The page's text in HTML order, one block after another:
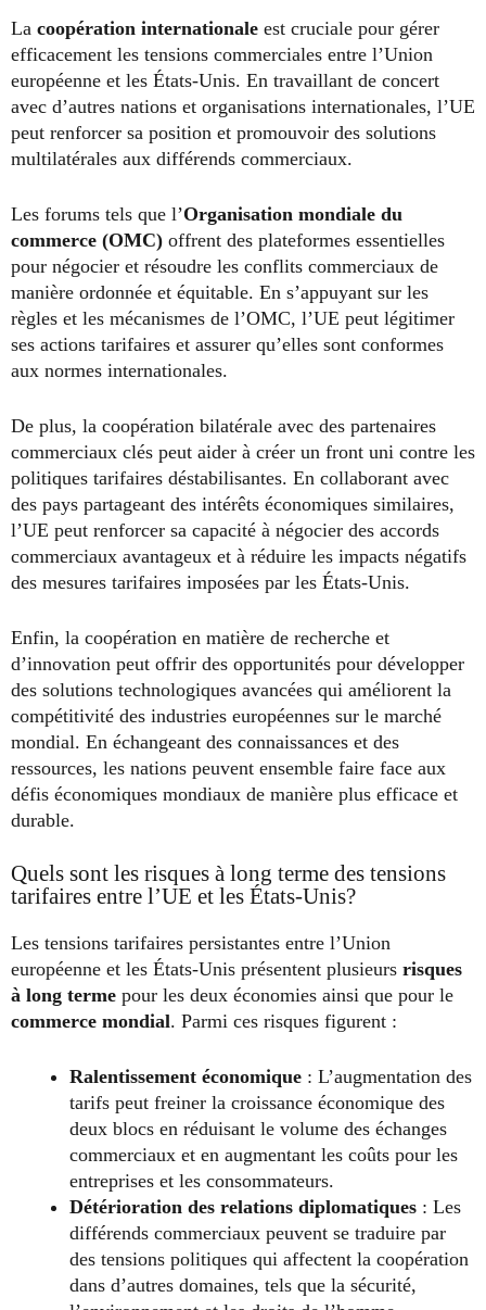
La coopération internationale est cruciale pour gérer
efficacement les tensions commerciales entre l’Union
européenne et les États-Unis. En travaillant de concert
avec d’autres nations et organisations internationales, l’UE
peut renforcer sa position et promouvoir des solutions
multilatérales aux différends commerciaux.
Les forums tels que l’Organisation mondiale du
commerce (OMC) offrent des plateformes essentielles
pour négocier et résoudre les conflits commerciaux de
manière ordonnée et équitable. En s’appuyant sur les
règles et les mécanismes de l’OMC, l’UE peut légitimer
ses actions tarifaires et assurer qu’elles sont conformes
aux normes internationales.
De plus, la coopération bilatérale avec des partenaires
commerciaux clés peut aider à créer un front uni contre les
politiques tarifaires déstabilisantes. En collaborant avec
des pays partageant des intérêts économiques similaires,
l’UE peut renforcer sa capacité à négocier des accords
commerciaux avantageux et à réduire les impacts négatifs
des mesures tarifaires imposées par les États-Unis.
Enfin, la coopération en matière de recherche et
d’innovation peut offrir des opportunités pour développer
des solutions technologiques avancées qui améliorent la
compétitivité des industries européennes sur le marché
mondial. En échangeant des connaissances et des
ressources, les nations peuvent ensemble faire face aux
défis économiques mondiaux de manière plus efficace et
durable.
Quels sont les risques à long terme des tensions
tarifaires entre l’UE et les États-Unis?
Les tensions tarifaires persistantes entre l’Union
européenne et les États-Unis présentent plusieurs risques
à long terme pour les deux économies ainsi que pour le
commerce mondial. Parmi ces risques figurent :
Ralentissement économique : L’augmentation des
tarifs peut freiner la croissance économique des
deux blocs en réduisant le volume des échanges
commerciaux et en augmentant les coûts pour les
entreprises et les consommateurs.
Détérioration des relations diplomatiques : Les
différends commerciaux peuvent se traduire par
des tensions politiques qui affectent la coopération
dans d’autres domaines, tels que la sécurité,